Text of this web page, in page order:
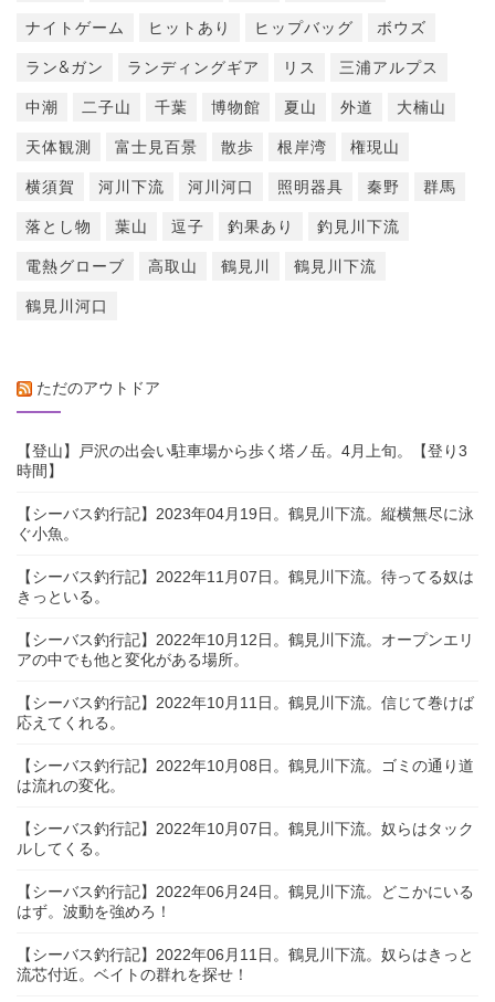
ナイトゲーム
ヒットあり ヒップバッグ
ボウズ
ラン&ガン
ランディングギア リス
三浦アルプス
中潮
二子山 千葉 博物館 夏山 外道
大楠山
天体観測
富士見百景 散歩 根岸湾
権現山
横須賀
河川下流 河川河口 照明器具 秦野
群馬
落とし物
葉山 逗子 釣果あり
釣見川下流
電熱グローブ
高取山 鶴見川
鶴見川下流
鶴見川河口
ただのアウトドア
【登山】戸沢の出会い駐車場から歩く塔ノ岳。4月上旬。【登り3
時間】
【シーバス釣行記】2023年04月19日。鶴見川下流。縦横無尽に泳
ぐ小魚。
【シーバス釣行記】2022年11月07日。鶴見川下流。待ってる奴は
きっといる。
【シーバス釣行記】2022年10月12日。鶴見川下流。オープンエリ
アの中でも他と変化がある場所。
【シーバス釣行記】2022年10月11日。鶴見川下流。信じて巻けば
応えてくれる。
【シーバス釣行記】2022年10月08日。鶴見川下流。ゴミの通り道
は流れの変化。
【シーバス釣行記】2022年10月07日。鶴見川下流。奴らはタック
ルしてくる。
【シーバス釣行記】2022年06月24日。鶴見川下流。どこかにいる
はず。波動を強めろ！
【シーバス釣行記】2022年06月11日。鶴見川下流。奴らはきっと
流芯付近。ベイトの群れを探せ！